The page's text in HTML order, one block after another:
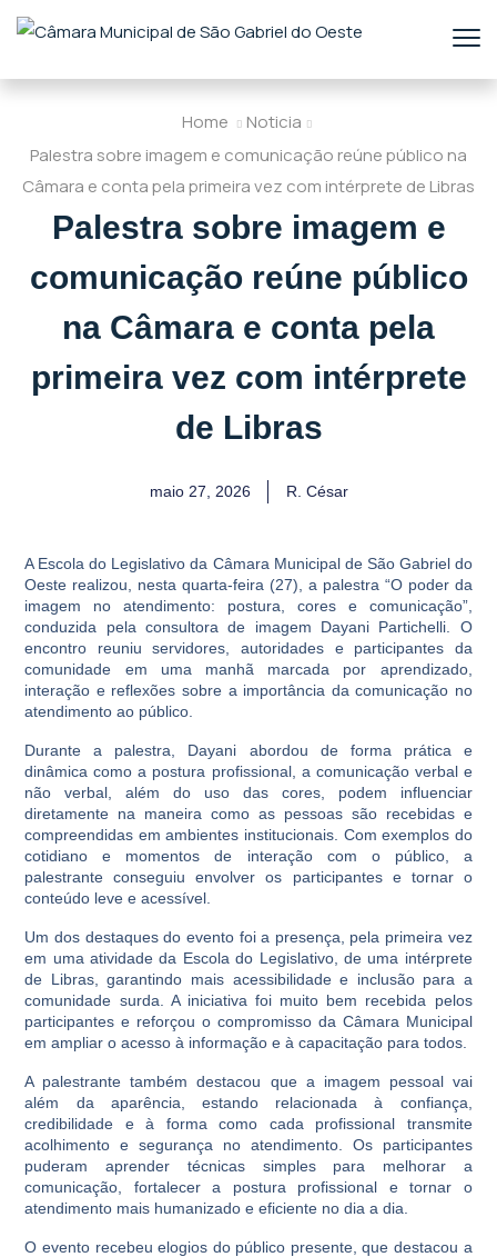
Home
Noticia
Palestra sobre imagem e comunicação reúne público na
Câmara e conta pela primeira vez com intérprete de Libras
Palestra sobre imagem e
comunicação reúne público
na Câmara e conta pela
primeira vez com intérprete
de Libras
maio 27, 2026 R. César
A Escola do Legislativo da Câmara Municipal de São Gabriel do
Oeste realizou, nesta quarta-feira (27), a palestra “O poder da
imagem no atendimento: postura, cores e comunicação”,
conduzida pela consultora de imagem Dayani Partichelli. O
encontro reuniu servidores, autoridades e participantes da
comunidade em uma manhã marcada por aprendizado,
interação e reflexões sobre a importância da comunicação no
atendimento ao público.
Durante a palestra, Dayani abordou de forma prática e
dinâmica como a postura profissional, a comunicação verbal e
não verbal, além do uso das cores, podem influenciar
diretamente na maneira como as pessoas são recebidas e
compreendidas em ambientes institucionais. Com exemplos do
cotidiano e momentos de interação com o público, a
palestrante conseguiu envolver os participantes e tornar o
conteúdo leve e acessível.
Um dos destaques do evento foi a presença, pela primeira vez
em uma atividade da Escola do Legislativo, de uma intérprete
de Libras, garantindo mais acessibilidade e inclusão para a
comunidade surda. A iniciativa foi muito bem recebida pelos
participantes e reforçou o compromisso da Câmara Municipal
em ampliar o acesso à informação e à capacitação para todos.
A palestrante também destacou que a imagem pessoal vai
além da aparência, estando relacionada à confiança,
credibilidade e à forma como cada profissional transmite
acolhimento e segurança no atendimento. Os participantes
puderam aprender técnicas simples para melhorar a
comunicação, fortalecer a postura profissional e tornar o
atendimento mais humanizado e eficiente no dia a dia.
O evento recebeu elogios do público presente, que destacou a